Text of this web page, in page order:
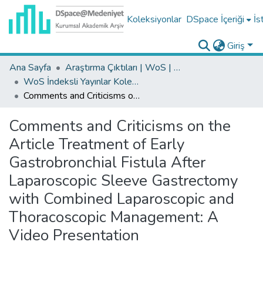
Koleksiyonlar DSpace İçeriği
Giriş
Ana Sayfa
Araştırma Çıktıları | WoS | Scopus | TR-Dizin | PubMed
WoS İndeksli Yayınlar Koleksiyonu
Comments and Criticisms on the Article Treatment of Early Gastrobronchial Fistula After Laparoscopic Sleeve Gastrectomy with Combined Laparoscopic and Thoracoscopic Management: A Video Presentation
Comments and Criticisms on the
Article Treatment of Early
Gastrobronchial Fistula After
Laparoscopic Sleeve Gastrectomy
with Combined Laparoscopic and
Thoracoscopic Management: A
Video Presentation